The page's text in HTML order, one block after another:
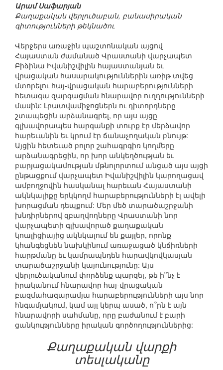
Արամ Սաֆարյան
Քաղաքական վերլուծաբան, բանասիրական
գիտությունների թեկնածու
Վերջերս առաջին պաշտոնական այցով
Հայաստան ժամանած Վրաստանի վարչապետ
Բիձինա Իվանիշվիլին հայաստանյան եւ
վրացական հասարակություններին առիթ տվեց
մտորելու հայ-վրացական հարաբերությունների
հետագա զարգացման հնարավոր ուղղությունների
մասին: Լրատվամիջոցներն ու դիտորդները
շտապեցին արձանագրել, որ այս այցը
գլխավորապես հարգանքի տուրք էր մերձավոր
հարեւանին եւ կրում էր ճանաչողական բնույթ:
Այցին հետեւած բոլոր շահագրգիռ կողմերը
արձանագրեցին, որ խոր անկեղծության եւ
բարյացակամության մթնոլորտում անցած այս այցի
ընթացքում վարչապետ Իվանիշվիլին կարողացավ
ամբողջովին հասկանալ հարեւան Հայաստանի
ակնկալիքը երկկողմ հարաբերությունների էլ ավելի
խորացման դեպքում: Մեր մեծ տարածաշրջանի
խնդիրներով զբաղվողները Վրաստանի նոր
վարչապետի գլխավորած քաղաքական
կոալիցիայից ակնկալում են քայլեր, որոնք
կհանգեցնեն նախկինում առաջացած կնճիռների
հարթմանը եւ կամրապնդեն հարավկովկասյան
տարածաշրջանի կայունությունը: Այս
վերլուծականում փորձենք պարզել, թե ի՞նչ է
իրականում հնարավոր հայ-վրացական
բազմահազարամյա հարաբերությունների այս նոր
հնգամյակում, կամ այլ կերպ ասած, ո՞րն է այն
հնարավորի սահմանը, որը բաժանում է բարի
ցանկությունները իրական գործողություններից:
Քաղաքական վարքի
տեսլականը